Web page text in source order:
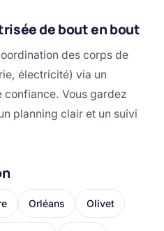
de bout en bout
des corps de
électricité) via un
confiance. Vous gardez
planning clair et un suivi
Orléans Olivet